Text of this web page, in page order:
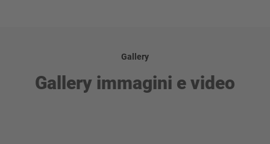
Gallery
Gallery immagini e video